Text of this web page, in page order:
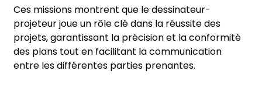
Ces missions montrent que le dessinateur-
projeteur joue un rôle clé dans la réussite des
projets, garantissant la précision et la conformité
des plans tout en facilitant la communication
entre les différentes parties prenantes.